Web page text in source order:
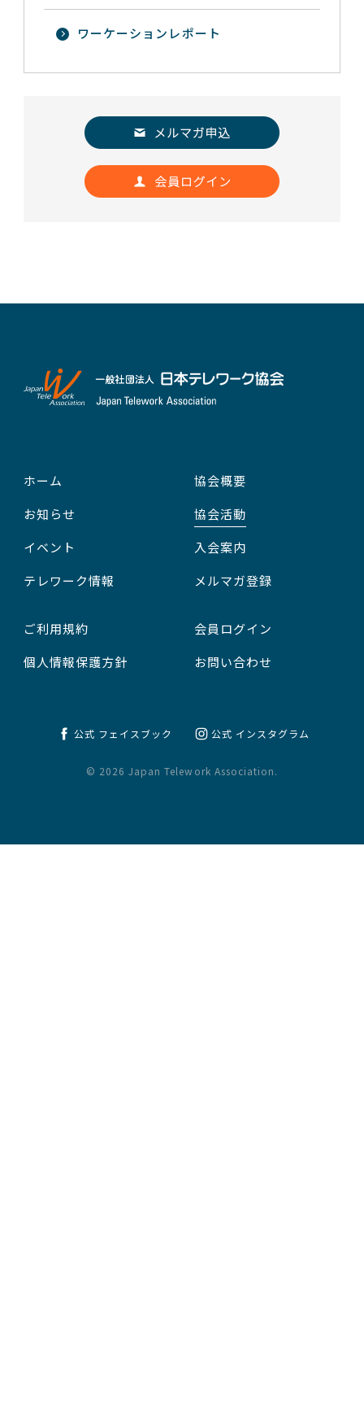
ワーケーションレポート
ホーム
お知らせ
イベント
テレワーク情報
協会概要
協会活動
入会案内
メルマガ登録
ご利用規約
個人情報保護方針
会員ログイン
お問い合わせ
公式 フェイスブック 公式 インスタグラム
© 2026 Japan Telework Association.